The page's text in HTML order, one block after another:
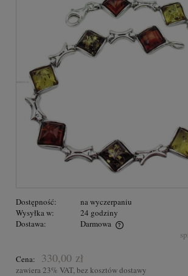
Dostępność:
na wyczerpaniu
Wysyłka w:
24 godziny
Dostawa:
Darmowa
Przesyłka GRATIS na terenie Polski dla
Cena: 330,00 zł
zawiera 23% VAT, bez kosztów dostawy